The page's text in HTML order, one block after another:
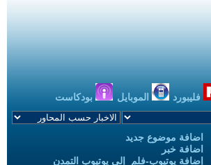
فليبورد الموبايل بودكاست
اضافة موضوع جديد
اضافة خبر
إضافة يوتيوب-فلم إلى يوتيوب التمدن